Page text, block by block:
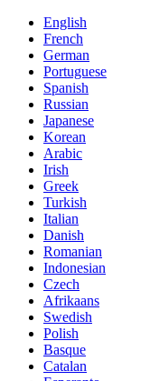
English
French
German
Portuguese
Spanish
Russian
Japanese
Korean
Arabic
Irish
Greek
Turkish
Italian
Danish
Romanian
Indonesian
Czech
Afrikaans
Swedish
Polish
Basque
Catalan